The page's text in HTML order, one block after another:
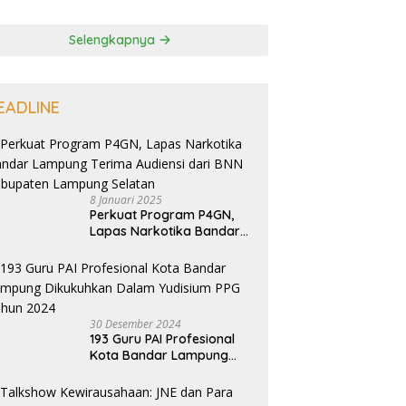
Selengkapnya
8 Januari 2025
Perkuat Program P4GN,
Lapas Narkotika Bandar
dari BNN Kabupaten
Lampung Selatan
30 Desember 2024
193 Guru PAI Profesional
Kota Bandar Lampung
Yudisium PPG Tahun 2024